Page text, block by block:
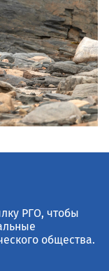
РГО, чтобы
общества.